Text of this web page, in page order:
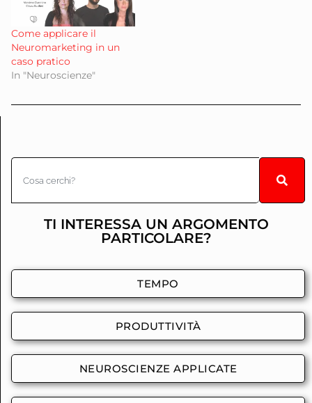
Come applicare il
Neuromarketing in un
caso pratico
In "Neuroscienze"
TI INTERESSA UN ARGOMENTO
PARTICOLARE?
TEMPO
PRODUTTIVITÀ
NEUROSCIENZE APPLICATE